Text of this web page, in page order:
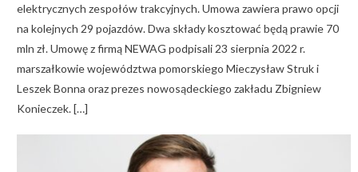
elektrycznych zespołów trakcyjnych. Umowa zawiera prawo opcji
na kolejnych 29 pojazdów. Dwa składy kosztować będą prawie 70
mln zł. Umowę z firmą NEWAG podpisali 23 sierpnia 2022 r.
marszałkowie województwa pomorskiego Mieczysław Struk i
Leszek Bonna oraz prezes nowosądeckiego zakładu Zbigniew
Konieczek. […]